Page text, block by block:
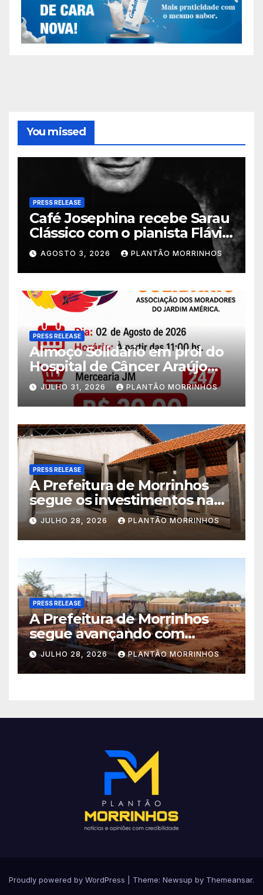
You missed
PRESS RELEASE
Café Josephina recebe Sarau
Clássico com o pianista Flávio
Varani nesta terça-feira
AGOSTO 3, 2026 PLANTÃO MORRINHOS
PRESS RELEASE
Almoço Solidário em prol do
Hospital de Câncer Araújo
Jorge é realizado no Jardim
América
JULHO 31, 2026 PLANTÃO MORRINHOS
PRESS RELEASE
A Prefeitura de Morrinhos
segue os investimentos na
educação. A obra da Escola
Municipal Eudóxio de
Figueiredo avança em ritmo
acelerado e já ganha forma.
JULHO 28, 2026 PLANTÃO MORRINHOS
PRESS RELEASE
A Prefeitura de Morrinhos
segue avançando com
importantes investimentos
no Setor Arca de Noé.
JULHO 28, 2026 PLANTÃO MORRINHOS
Proudly powered by WordPress Theme: Newsup by Themeansar.